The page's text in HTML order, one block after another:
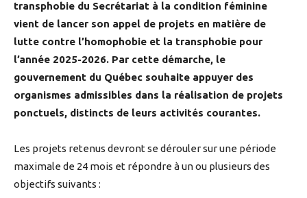
transphobie du Secrétariat à la condition féminine
vient de lancer son appel de projets en matière de
lutte contre l’homophobie et la transphobie pour
l’année 2025-2026. Par cette démarche, le
gouvernement du Québec souhaite appuyer des
organismes admissibles dans la réalisation de projets
ponctuels, distincts de leurs activités courantes.
Les projets retenus devront se dérouler sur une période
maximale de 24 mois et répondre à un ou plusieurs des
objectifs suivants :